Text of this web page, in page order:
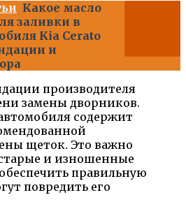
Какое масло
заливки в
Kia Cerato
и
производителя
замены дворников.
содержит
щеток. Это важно
и изношенные
правильную
повредить его